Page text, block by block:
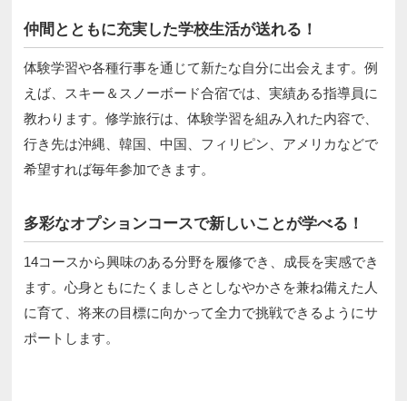
仲間とともに充実した学校生活が送れる！
体験学習や各種行事を通じて新たな自分に出会えます。例
えば、スキー＆スノーボード合宿では、実績ある指導員に
教わります。修学旅行は、体験学習を組み入れた内容で、
行き先は沖縄、韓国、中国、フィリピン、アメリカなどで
希望すれば毎年参加できます。
多彩なオプションコースで新しいことが学べる！
14コースから興味のある分野を履修でき、成長を実感でき
ます。心身ともにたくましさとしなやかさを兼ね備えた人
に育て、将来の目標に向かって全力で挑戦できるようにサ
ポートします。